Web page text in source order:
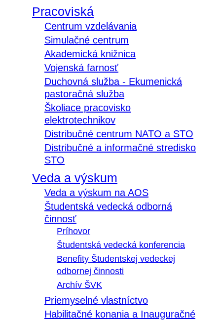
Pracoviská
Centrum vzdelávania
Simulačné centrum
Akademická knižnica
Vojenská farnosť
Duchovná služba - Ekumenická
pastoračná služba
Školiace pracovisko
elektrotechnikov
Distribučné centrum NATO a STO
Distribučné a informačné stredisko
STO
Veda a výskum
Veda a výskum na AOS
Študentská vedecká odborná
činnosť
Príhovor
Študentská vedecká konferencia
Benefity Študentskej vedeckej
odbornej činnosti
Archív ŠVK
Priemyselné vlastníctvo
Habilitačné konania a Inauguračné